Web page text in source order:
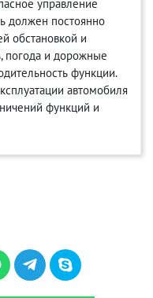
управление
должен постоянно
обстановкой и
погода и дорожные
функции.
автомобиля
функций и